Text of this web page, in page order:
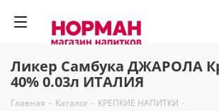
Ликер Самбука ДЖАРОЛА
40% 0.03л ИТАЛИЯ
Главная - Каталог - КРЕПКИЕ НАПИТКИ -